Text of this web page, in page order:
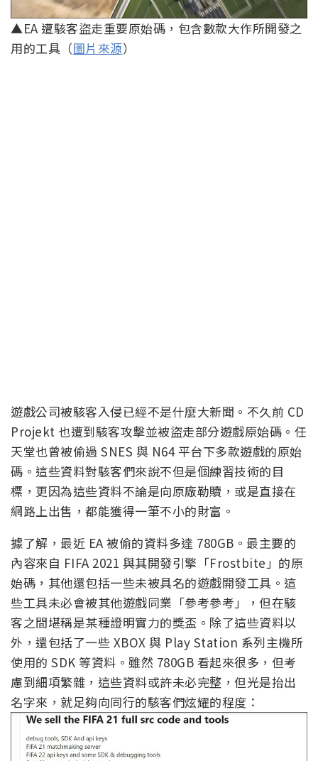
▲EA 遭駭客盜走重要原始碼，包含數款大作所開發之
用的工具（圖片來源）
遊戲公司被駭客入侵已經不是什麼大新聞。不久前 CD
Projekt 也遭到駭客攻擊並被盜走部分遊戲原始碼。任
天堂也曾被偷過 SNES 與 N64 平台下多款遊戲的原始
碼。這些資料對駭客們來說不但是個練習技術的目
標，更因為這些資料不論是向原廠勒贖，或是直接在
網路上出售，都能獲得一筆不小的財富。
據了解，最近 EA 被偷的資料多達 780GB。最主要的
內容來自 FIFA 2021 與其開發引擎「Frostbite」的原
始碼，其他還包括一些未被具名的遊戲開發工具。這
些工具未必會被其他遊戲同業「參考參考」，但在駭
客之間堪稱是某種證明實力的獎盃。除了這些資料以
外，還包括了一些 XBOX 與 Play Station 系列主機所
使用的 SDK 等資料。雖然 780GB 看起來很多，但考
慮到細項繁雜，這些資料或許未必完整，但光是抬出
名字來，就足夠向同行的駭客們炫耀的程度：